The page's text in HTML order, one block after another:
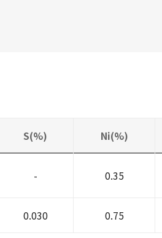
S(%) Ni(%)
- 0.35
0.030 0.75